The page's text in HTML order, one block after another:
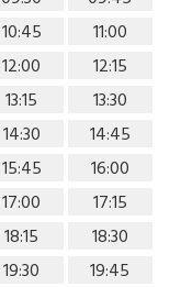
10:45
11:00
12:00
12:15
13:15
13:30
14:30
14:45
15:45
16:00
17:00
17:15
18:15
18:30
19:30
19:45